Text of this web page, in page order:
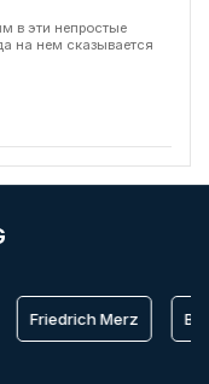
в эти непростые
на нем сказывается
Friedrich Merz